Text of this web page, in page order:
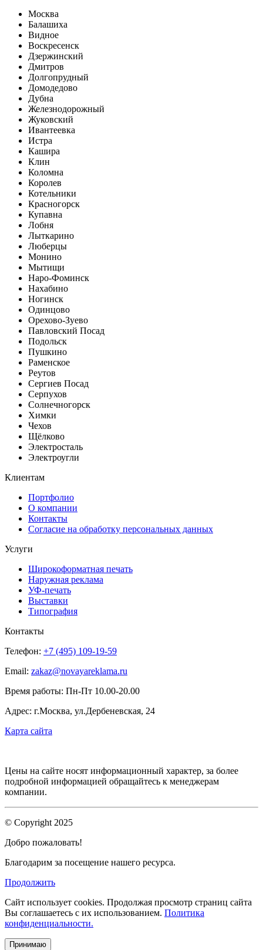
Москва
Балашиха
Видное
Воскресенск
Дзержинский
Дмитров
Долгопрудный
Домодедово
Дубна
Железнодорожный
Жуковский
Ивантеевка
Истра
Кашира
Клин
Коломна
Королев
Котельники
Красногорск
Купавна
Лобня
Лыткарино
Люберцы
Монино
Мытищи
Наро-Фоминск
Нахабино
Ногинск
Одинцово
Орехово-Зуево
Павловский Посад
Подольск
Пушкино
Раменское
Реутов
Сергиев Посад
Серпухов
Солнечногорск
Химки
Чехов
Щёлково
Электросталь
Электроугли
Клиентам
Портфолио
О компании
Контакты
Согласие на обработку персональных данных
Услуги
Широкоформатная печать
Наружная реклама
УФ-печать
Выставки
Типография
Контакты
Телефон: +7 (495) 109-19-59
Email: zakaz@novayareklama.ru
Время работы: Пн-Пт 10.00-20.00
Адрес: г.Москва, ул.Дербеневская, 24
Карта сайта
Цены на сайте носят информационный характер, за более
подробной информацией обращайтесь к менеджерам
компании.
© Copyright 2025
Добро пожаловать!
Благодарим за посещение нашего ресурса.
Продолжить
Сайт использует cookies. Продолжая просмотр страниц сайта
Вы соглашаетесь с их использованием. Политика
конфиденциальности.
Принимаю